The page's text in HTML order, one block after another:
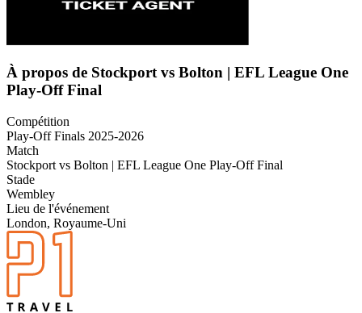
À propos de Stockport vs Bolton | EFL League One
Play-Off Final
Compétition
Play-Off Finals 2025-2026
Match
Stockport vs Bolton | EFL League One Play-Off Final
Stade
Wembley
Lieu de l'événement
London, Royaume-Uni